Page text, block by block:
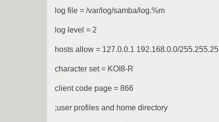
log file = /var/log/samba/log.%m
log level = 2
hosts allow = 127.0.0.1 192.168.0.0/
character set = KOI8-R
client code page = 866
;user profiles and home directory